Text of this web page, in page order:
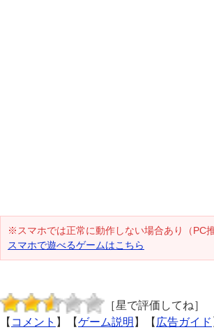
※スマホでは正常に動作しない場合あり（PC推
スマホで遊べるゲームはこちら
［星で評価してね］
【 コメント 】【ゲーム説明 】【 広告ガイド